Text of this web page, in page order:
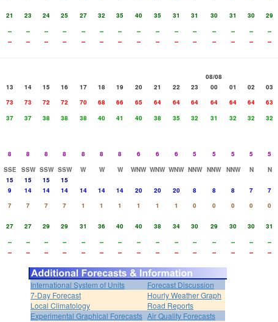
21 23 24 25 27 32 35 40 35 31 31 30 31 30 29
-- -- -- -- -- -- -- -- -- -- -- -- -- -- --
-- -- -- -- -- -- -- -- -- -- -- -- -- -- --
08/08
13 14 15 16 17 18 19 20 21 22 23 00 01 02 03
73 73 72 72 70 68 66 65 64 64 64 64 64 64 63
37 37 38 38 38 40 41 40 38 35 32 31 32 32 32
8 8 8 8 8 8 8 6 6 6 5 5 5 5 5
SSE SSW SSW SSW W W W WNW WNW WNW NNW NNW NNW N N
15 15 15
15
9 14 14 14 14 14 14 20 20 20 8 8 8 7 7
7 7 7 7 1 1 1 1 1 1 0 0 0 0 0
27 27 29 29 31 36 40 40 38 34 30 29 30 30 31
-- -- -- -- -- -- -- -- -- -- -- -- -- -- --
-- -- -- -- -- -- -- -- -- -- -- -- -- -- --
International System of Units
Forecast Discussion
7-Day Forecast
Hourly Weather Graph
Local Climatology
Road Reports
Experimental Graphical Forecasts Air Quality Forecasts